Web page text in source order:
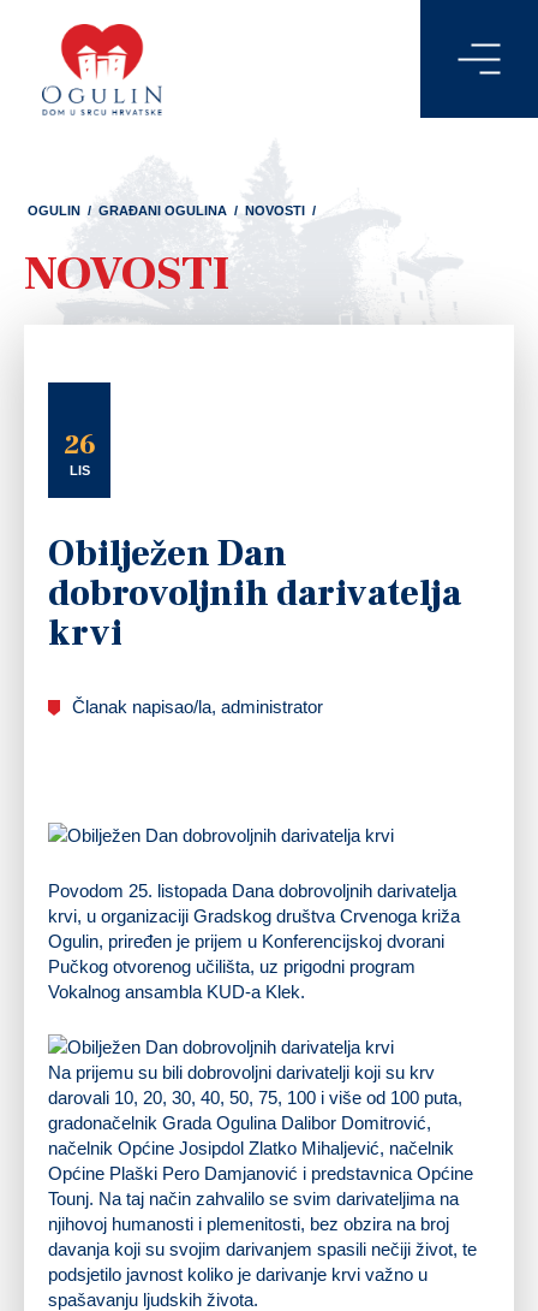
OGULIN / GRAĐANI OGULINA / NOVOSTI /
NOVOSTI
26
LIS
Obilježen Dan
dobrovoljnih darivatelja
krvi
Članak napisao/la, administrator
Povodom 25. listopada Dana dobrovoljnih darivatelja
krvi, u organizaciji Gradskog društva Crvenoga križa
Ogulin, priređen je prijem u Konferencijskoj dvorani
Pučkog otvorenog učilišta, uz prigodni program
Vokalnog ansambla KUD-a Klek.
Na prijemu su bili dobrovoljni darivatelji koji su krv
darovali 10, 20, 30, 40, 50, 75, 100 i više od 100 puta,
gradonačelnik Grada Ogulina Dalibor Domitrović,
načelnik Općine Josipdol Zlatko Mihaljević, načelnik
Općine Plaški Pero Damjanović i predstavnica Općine
Tounj. Na taj način zahvalilo se svim darivateljima na
njihovoj humanosti i plemenitosti, bez obzira na broj
davanja koji su svojim darivanjem spasili nečiji život, te
podsjetilo javnost koliko je darivanje krvi važno u
spašavanju ljudskih života.